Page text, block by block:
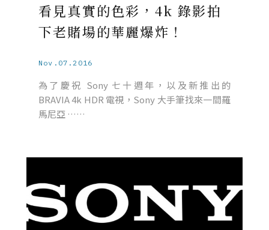
看見真實的色彩，4k 錄影拍
下老賭場的華麗爆炸！
Nov.07.2016
為了慶祝 Sony 七十週年，以及新推出的
BRAVIA 4k HDR 電視，Sony 大手筆找來一間羅
馬尼亞 ……